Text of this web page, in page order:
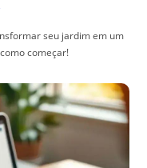
seu jardim em um
começar!